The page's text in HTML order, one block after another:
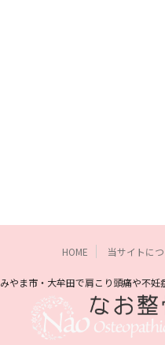
HOME 当サイトに
みやま市・大牟田で肩こり頭痛や不